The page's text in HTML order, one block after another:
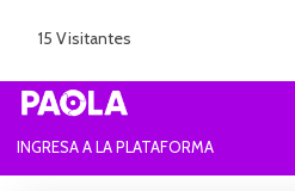
15 Visitantes
INGRESA A LA PLATAFORMA